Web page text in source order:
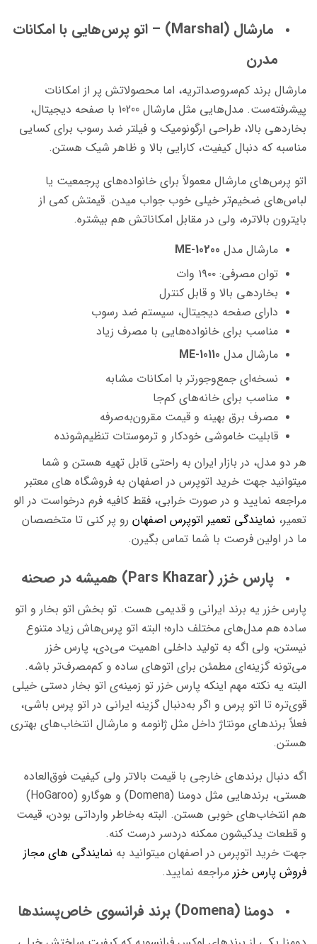
مارشال (Marshal) – اتو پرس‌هایی با امکانات
مدرن
مارشال برند کم‌سروصداتریه، اما محصولاتش پر از امکانات
پیشرفته‌ست. مدل‌هایی مثل مارشال 10200
با صفحه دیجیتال،
بخاردهی بالا، طراحی ارگونومیک و فیلتر ضد رسوب برای کسایی
مناسبه که دنبال کیفیت، کارایی بالا و ظاهر شیک هستن.
اتو پرس‌های مارشال معمولاً برای خانواده‌های پرجمعیت یا
لباس‌های ضخیم‌تر خیلی خوب جواب میدن. قیمتش کمی از
بایترون بالاتره، ولی در مقابل امکاناتش هم بیشتره.
مارشال مدل ME-10200
توان مصرفی: ۱۹۰۰ وات
بخاردهی بالا و قابل کنترل
دارای صفحه دیجیتال، سیستم ضد رسوب
مناسب برای خانواده‌هایی با مصرف زیاد
مارشال مدل ME-10110
نسخه‌ای جمع‌وجورتر با امکانات مشابه
مناسب برای خانه‌های کم‌جا
مصرف برق بهینه و قیمت مقرون‌به‌صرفه
قابلیت خاموشی خودکار و ترموستات تنظیم‌شونده
هر دو مدل، در بازار ایران به راحتی قابل تهیه هستن و شما
میتوانید جهت خرید اتوپرس در اصفهان به فروشگاه های معتبر
مراجعه نمایید و در صورت خرابی، فقط کافیه فرم درخواست در الو
تعمیر، نمایندگی تعمیر اتوپرس اصفهان رو پر کنی تا متخصصان
ما در اولین فرصت با شما تماس بگیرن.
پارس خزر (Pars Khazar) همیشه در صحنه
پارس خزر یه برند ایرانی و قدیمی هست. تو بخش اتو بخار و اتو
ساده هم مدل‌های مختلف داره؛ البته اتو پرس‌هاش زیاد متنوع
نیستن، ولی اگه به تولید داخلی اهمیت می‌دی، پارس خزر
می‌تونه گزینه‌ای مطمئن برای اتوهای ساده و کم‌مصرف‌تر باشه.
البته یه نکته مهم اینکه پارس خزر تو زمینه‌ی اتو بخار دستی خیلی
قوی‌تره تا اتو پرس و اگر به‌دنبال گزینه ایرانی در اتو پرس باشی،
فعلاً برندهای مونتاژ داخل مثل ژانومه و مارشال انتخاب‌های بهتری
هستن.
اگه دنبال برندهای خارجی با قیمت بالاتر ولی کیفیت فوق‌العاده
هستی، برندهایی مثل دومنا (Domena)
و هوگارو (HoGaroo)
هم انتخاب‌های خوبی هستن. البته به‌خاطر وارداتی بودن، قیمت
و قطعات یدکیشون ممکنه دردسر درست کنه.
جهت خرید اتوپرس در اصفهان میتوانید به نمایندگی های مجاز
فروش پارس خزر مراجعه نمایید.
دومنا (Domena) برند فرانسوی خاص‌پسندها